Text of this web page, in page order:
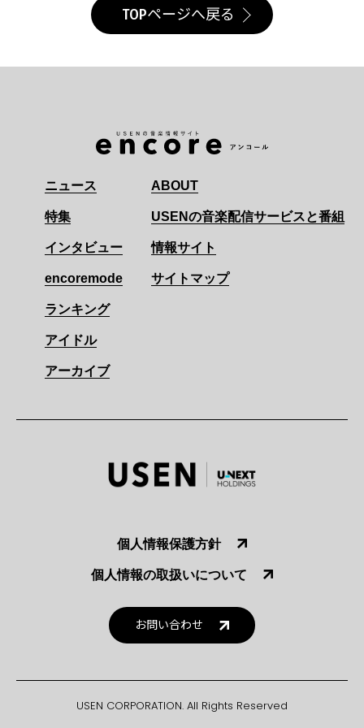
TOPページへ戻る
ニュース
特集
インタビュー
encoremode
ランキング
アイドル
アーカイブ
ABOUT
USENの音楽配信サービスと番組
情報サイト
サイトマップ
個人情報保護方針
個人情報の取扱いについて
お問い合わせ
USEN CORPORATION. All Rights Reserved